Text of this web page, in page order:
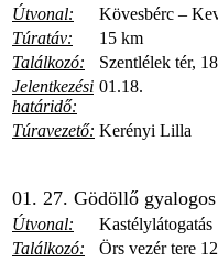
Útvonal:
Kövesbérc –
Túratáv:
15 km
Találkozó:
Szentlélek tér,
Jelentkezési
határidő:
01.18.
Túravezető: Kerényi Lilla
01. 27. Gödöllő gyalogos
Útvonal:
Kastélylátogatás
Találkozó:
Örs vezér tere